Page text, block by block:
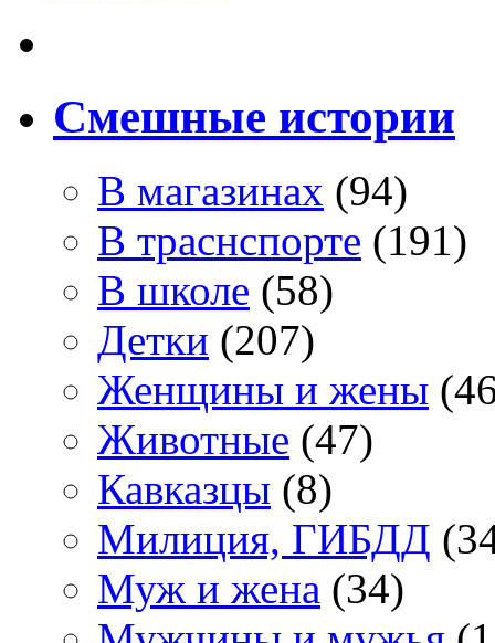
Смешные истории
В магазинах (94)
В траснспорте (191)
В школе (58)
Детки (207)
Женщины и жены
Животные (47)
Кавказцы (8)
Милиция, ГИБДД
Муж и жена (34)